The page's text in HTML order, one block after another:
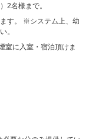
2名様まで。
す。 ※システム上、幼
。
室に入室・宿泊頂けま